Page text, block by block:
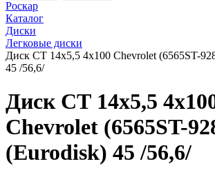
Роскар
Каталог
Диски
Легковые диски
Диск СТ 14x5,5 4x100 Chevrolet (6565ST-
45 /56,6/
Диск СТ 14x5,5
Chevrolet (6565ST-
(Eurodisk) 45 /56,6/